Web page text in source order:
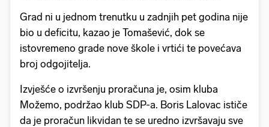
Grad ni u jednom trenutku u zadnjih pet godina nije
bio u deficitu, kazao je Tomašević, dok se
istovremeno grade nove škole i vrtići te povećava
broj odgojitelja.
Izvješće o izvršenju proračuna je, osim kluba
Možemo, podržao klub SDP-a. Boris Lalovac ističe
da je proračun likvidan te se uredno izvršavaju sve